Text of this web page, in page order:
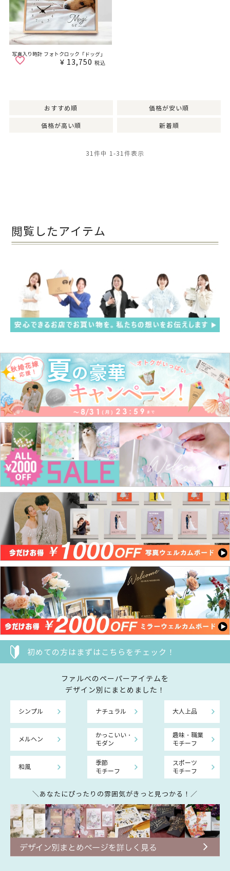
写真入り時計 フォトクロック「ドッグ」
¥ 13,750 税込
おすすめ順 価格が安い順
価格が高い順 新着順
31 件中 1 -31 件表示
閲覧したアイテム
初めての方はまずはこちらをチェック！
ファルべのペーパーアイテムを
デザイン別にまとめました！
シンプル ナチュラル 大人上品
メルヘン
かっこいい・
モダン
趣味・職業
モチーフ
和風
季節
モチーフ
スポーツ
モチーフ
＼あなたにぴったりの雰囲気がきっと見つかる！／